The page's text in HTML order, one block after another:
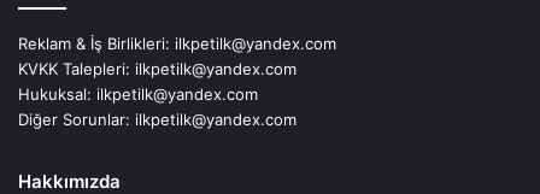
Reklam & İş Birlikleri: ilkpetilk@yandex.com
KVKK Talepleri: ilkpetilk@yandex.com
Hukuksal: ilkpetilk@yandex.com
Diğer Sorunlar: ilkpetilk@yandex.com
Hakkımızda